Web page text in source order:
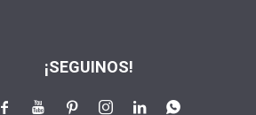
¡SEGUINOS!
    
